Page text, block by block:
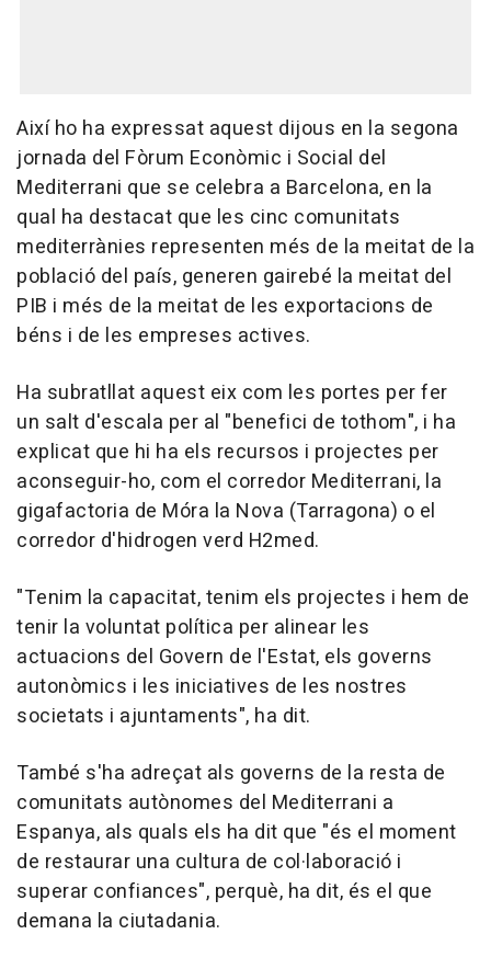
Així ho ha expressat aquest dijous en la segona
jornada del Fòrum Econòmic i Social del
Mediterrani que se celebra a Barcelona, en la
qual ha destacat que les cinc comunitats
mediterrànies representen més de la meitat de la
població del país, generen gairebé la meitat del
PIB i més de la meitat de les exportacions de
béns i de les empreses actives.
Ha subratllat aquest eix com les portes per fer
un salt d'escala per al "benefici de tothom", i ha
explicat que hi ha els recursos i projectes per
aconseguir-ho, com el corredor Mediterrani, la
gigafactoria de Móra la Nova (Tarragona) o el
corredor d'hidrogen verd H2med.
"Tenim la capacitat, tenim els projectes i hem de
tenir la voluntat política per alinear les
actuacions del Govern de l'Estat, els governs
autonòmics i les iniciatives de les nostres
societats i ajuntaments", ha dit.
També s'ha adreçat als governs de la resta de
comunitats autònomes del Mediterrani a
Espanya, als quals els ha dit que "és el moment
de restaurar una cultura de col·laboració i
superar confiances", perquè, ha dit, és el que
demana la ciutadania.